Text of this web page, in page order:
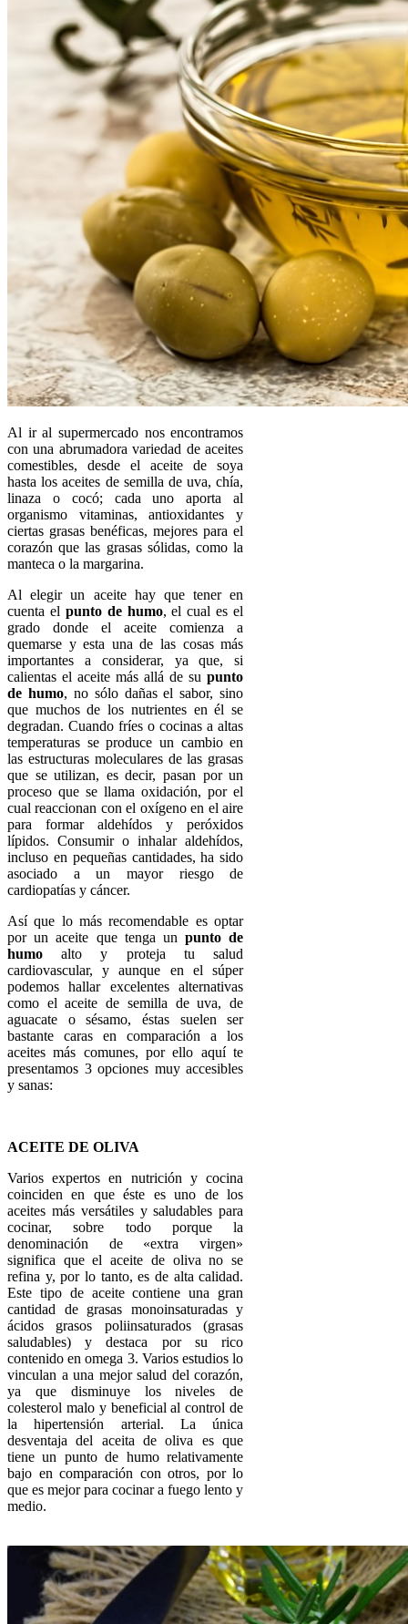
Al ir al supermercado nos encontramos
con una abrumadora variedad de aceites
comestibles, desde el aceite de soya
hasta los aceites de semilla de uva, chía,
linaza o cocó; cada uno aporta al
organismo vitaminas, antioxidantes y
ciertas grasas benéficas, mejores para el
corazón que las grasas sólidas, como la
manteca o la margarina.
Al elegir un aceite hay que tener en
cuenta el punto de humo, el cual es el
grado donde el aceite comienza a
quemarse y esta una de las cosas más
importantes a considerar, ya que, si
calientas el aceite más allá de supunto
de humo, no sólo dañas el sabor, sino
que muchos de los nutrientes en él se
degradan. Cuando fríes o cocinas a altas
temperaturas se produce un cambio en
las estructuras moleculares de las grasas
que se utilizan, es decir, pasan por un
proceso que se llama oxidación, por el
cual reaccionan con el oxígeno en el aire
para formar aldehídos y peróxidos
lípidos. Consumir o inhalar aldehídos,
incluso en pequeñas cantidades, ha sido
asociado a un mayor riesgo de
cardiopatías y cáncer.
Así que lo más recomendable es optar
por un aceite que tenga unpunto de
humo alto y proteja tu salud
cardiovascular, y aunque en el súper
podemos hallar excelentes alternativas
como el aceite de semilla de uva, de
aguacate o sésamo, éstas suelen ser
bastante caras en comparación a los
aceites más comunes, por ello aquí te
presentamos 3 opciones muy accesibles
y sanas:
ACEITE DE OLIVA
Varios expertos en nutrición y cocina
coinciden en que éste es uno de los
aceites más versátiles y saludables para
cocinar, sobre todo porque la
denominación de «extra virgen»
significa que el aceite de oliva no se
refina y, por lo tanto, es de alta calidad.
Este tipo de aceite contiene una gran
cantidad de grasas monoinsaturadas y
ácidos grasos poliinsaturados (grasas
saludables) y destaca por su rico
contenido en omega 3. Varios estudios lo
vinculan a una mejor salud del corazón,
ya que disminuye los niveles de
colesterol malo y beneficial al control de
la hipertensión arterial. La única
desventaja del aceita de oliva es que
tiene un punto de humo relativamente
bajo en comparación con otros, por lo
que es mejor para cocinar a fuego lento y
medio.